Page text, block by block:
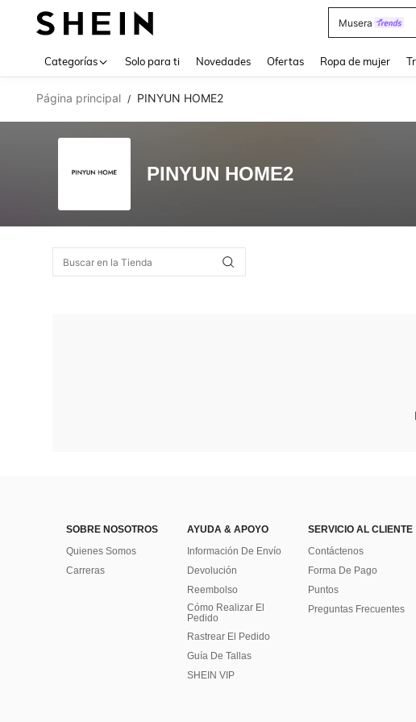
Musera
Categorías Solo para ti Novedades Ofertas Ropa de mujer
Página principal / PINYUN HOME2
PINYUN HOME2
SOBRE NOSOTROS
Quienes Somos
Carreras
AYUDA & APOYO
Información De Envío
Devolución
Reembolso
Cómo Realizar El
Pedido
Rastrear El Pedido
Guía De Tallas
SHEIN VIP
SERVICIO AL CLIENTE
Contáctenos
Forma De Pago
Puntos
Preguntas Frecuentes